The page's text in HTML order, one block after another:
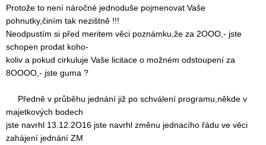
Protože to není náročné jednoduše pojmenovat Vaše
pohnutky,činím tak nezištně !!!
Neodpustím si před meritem věci poznámku,že za 2OOO,- jste
schopen prodat koho-
koliv a pokud cirkuluje Vaše licitace o možném odstoupení za
8OOOO,- jste guma ?
Předně v průběhu jednání již po schválení programu,někde v
majetkových bodech
jste navrhl 13.12.2O16 jste navrhl změnu jednacího řádu ve věci
zahájení jednání ZM